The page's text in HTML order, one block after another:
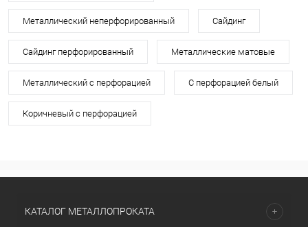
Металлический неперфорированный Сайдинг
Сайдинг перфорированный Металлические матовые
Металлический с перфорацией С перфорацией белый
Коричневый с перфорацией
КАТАЛОГ МЕТАЛЛОПРОКАТА